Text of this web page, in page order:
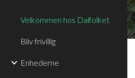
Velkommen hos Dalfolket
Bliv frivillig
Enhederne